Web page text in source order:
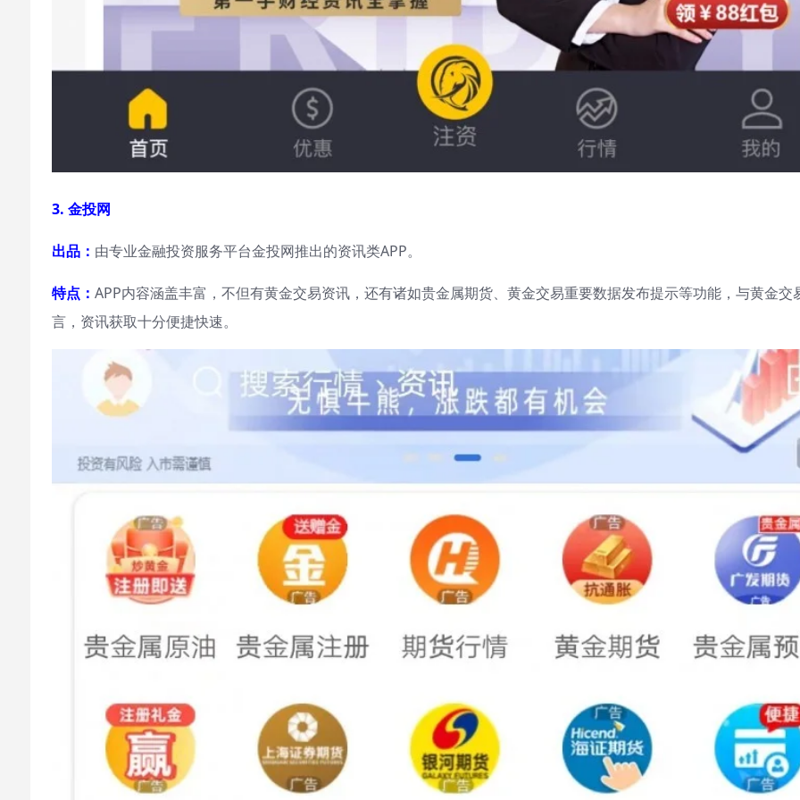
3. 金投网
出品： 由专业金融投资服务平台金投网推出的资讯类APP。
特点： APP内容涵盖丰富，不但有黄金交易资讯，还有诸如贵金属期货、黄金交易重要数据发布提示等功能，与黄金交
言，资讯获取十分便捷快速。